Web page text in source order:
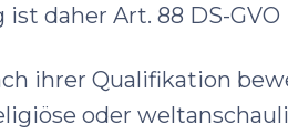
daher Art. 88 DS-
ihrer Qualifikation
oder